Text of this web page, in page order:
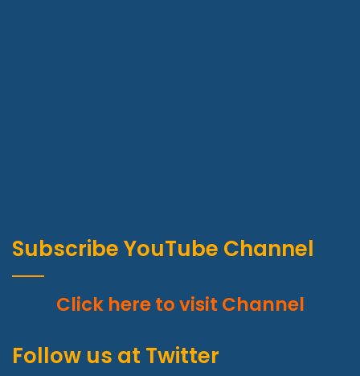
Subscribe YouTube Channel
Click here to visit Channel
Follow us at Twitter